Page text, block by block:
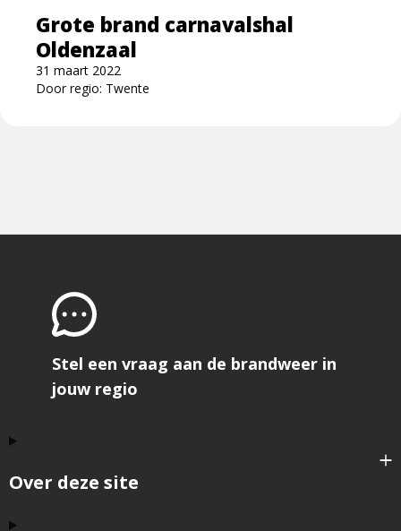
Grote brand carnavalshal
Oldenzaal
31 maart 2022
Door regio: Twente
Over deze site
Stel een vraag aan de brandweer in
jouw regio